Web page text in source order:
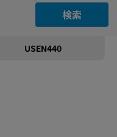
検索
USEN440